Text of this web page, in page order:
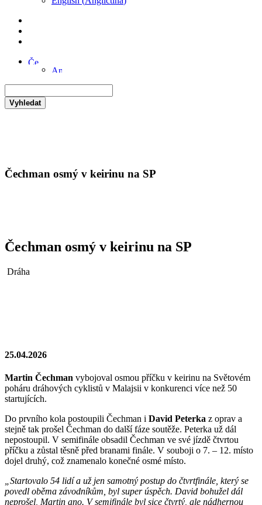
Vyhledat
Čechman osmý v keirinu na SP
Čechman osmý v keirinu na SP
Dráha
25.04.2026
Martin Čechman vybojoval osmou příčku v keirinu na Světovém
poháru dráhových cyklistů v Malajsii v konkurenci více než 50
startujících.
Do prvního kola postoupili Čechman i David Peterka z oprav a
stejně tak prošel Čechman do další fáze soutěže. Peterka už dál
nepostoupil. V semifinále obsadil Čechman ve své jízdě čtvrtou
příčku a zůstal těsně před branami finále. V souboji o 7. – 12. místo
dojel druhý, což znamenalo konečné osmé místo.
„Startovalo 54 lidí a už jen samotný postup do čtvrtfinále, který se
povedl oběma závodníkům, byl super úspěch. David bohužel dál
neprošel, Martin ano. V semifinále byl sice čtvrtý, ale nádhernou